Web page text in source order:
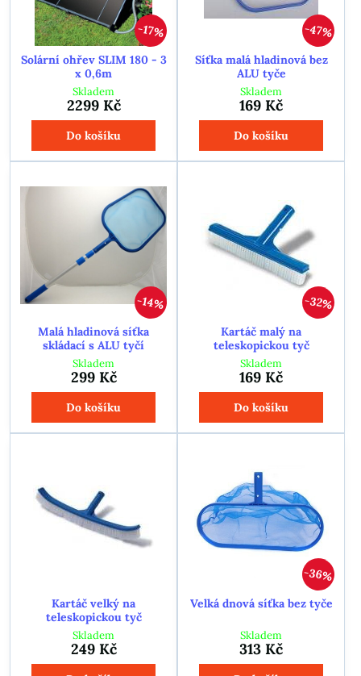
17%
Solární ohřev SLIM 180 - 3
x 0,6m
Skladem
2299 Kč
Do košíku
47%
Síťka malá hladinová bez
ALU tyče
Skladem
169 Kč
Do košíku
14%
Malá hladinová síťka
skládací s ALU tyčí
Skladem
299 Kč
Do košíku
32%
Kartáč malý na
teleskopickou tyč
Skladem
169 Kč
Do košíku
Kartáč velký na
teleskopickou tyč
Skladem
249 Kč
36%
Velká dnová síťka bez tyče
Skladem
313 Kč